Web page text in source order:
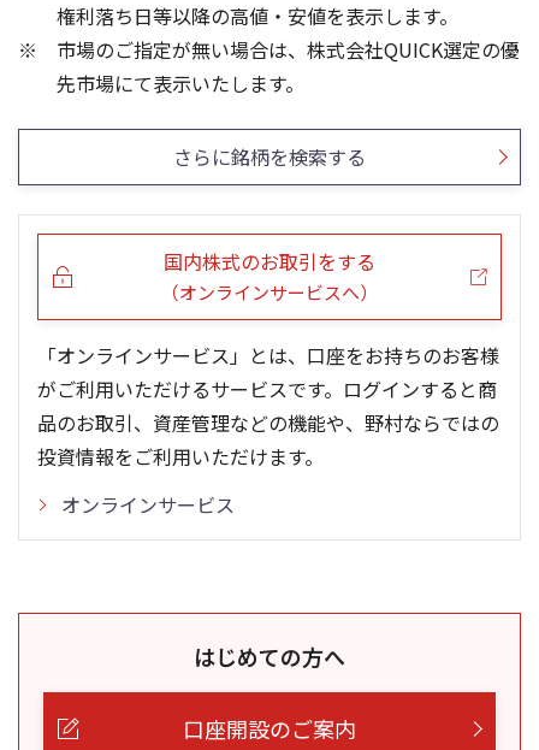
25/12
25/10
25/08
25/06
25/04 24/01
23/01
22/01
21/01
権利落ち日等以降の高値・安値を表示します。
市場のご指定が無い場合は、株式会社QUICK選定の優
先市場にて表示いたします。
さらに銘柄を検索する
国内株式のお取引をする
（オンラインサービスへ）
「オンラインサービス」とは、口座をお持ちのお客様
がご利用いただけるサービスです。ログインすると商
品のお取引、資産管理などの機能や、野村ならではの
投資情報をご利用いただけます。
オンラインサービス
はじめての方へ
口座開設のご案内